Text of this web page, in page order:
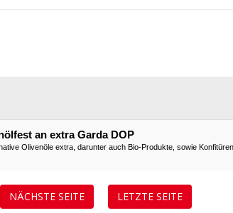
an extra Garda DOP
Olivenöle extra, darunter auch Bio-Produkte, sowie
NÄCHSTE SEITE LETZTE SEITE